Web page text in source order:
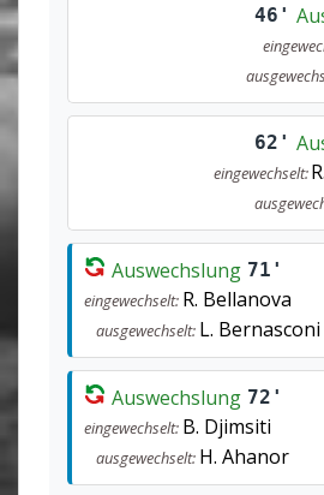
46'
62'
eingewechselt:
Auswechslung 71'
eingewechselt: R. Bellanova
ausgewechselt: L. Bernasconi
Auswechslung 72'
eingewechselt: B. Djimsiti
ausgewechselt: H. Ahanor